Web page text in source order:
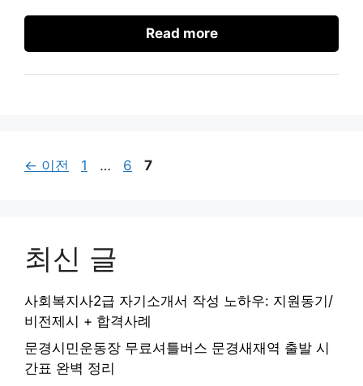
Read more
← 이전
페
1 …
페
6
페
7
최신 글
사회복지사2급 자기소개서 작성 노하우: 지원동기/
비전제시 + 합격사례
문경시민운동장 무료셔틀버스 문경새재역 출발 시
간표 완벽 정리